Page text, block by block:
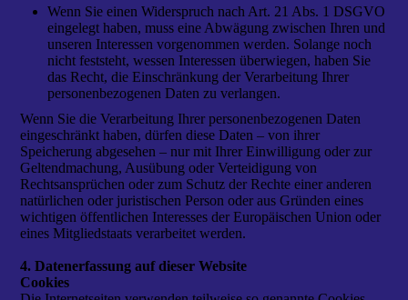
Wenn Sie einen Widerspruch nach Art. 21 Abs. 1 DSGVO
eingelegt haben, muss eine Abwägung zwischen Ihren und
unseren Interessen vorgenommen werden. Solange noch
nicht feststeht, wessen Interessen überwiegen, haben Sie
das Recht, die Einschränkung der Verarbeitung Ihrer
personenbezogenen Daten zu verlangen.
Wenn Sie die Verarbeitung Ihrer personenbezogenen Daten
eingeschränkt haben, dürfen diese Daten – von ihrer
Speicherung abgesehen – nur mit Ihrer Einwilligung oder zur
Geltendmachung, Ausübung oder Verteidigung von
Rechtsansprüchen oder zum Schutz der Rechte einer anderen
natürlichen oder juristischen Person oder aus Gründen eines
wichtigen öffentlichen Interesses der Europäischen Union oder
eines Mitgliedstaats verarbeitet werden.
4. Datenerfassung auf dieser Website
Cookies